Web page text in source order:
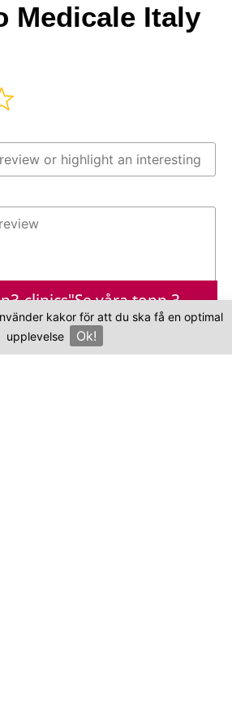
Medicale Italy
clinics"Se våra topp 3-
kakor för att du ska få en optimal
upplevelse
Ok!